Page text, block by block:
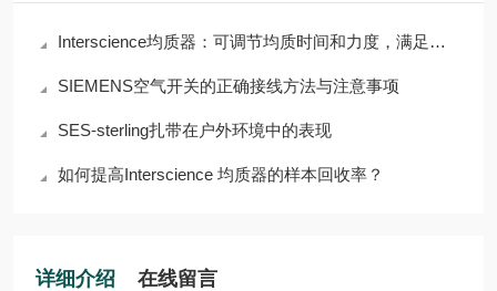
Interscience均质器：可调节均质时间和力度，满足多样需求
SIEMENS空气开关的正确接线方法与注意事项
SES-sterling扎带在户外环境中的表现
如何提高Interscience 均质器的样本回收率？
详细介绍 在线留言